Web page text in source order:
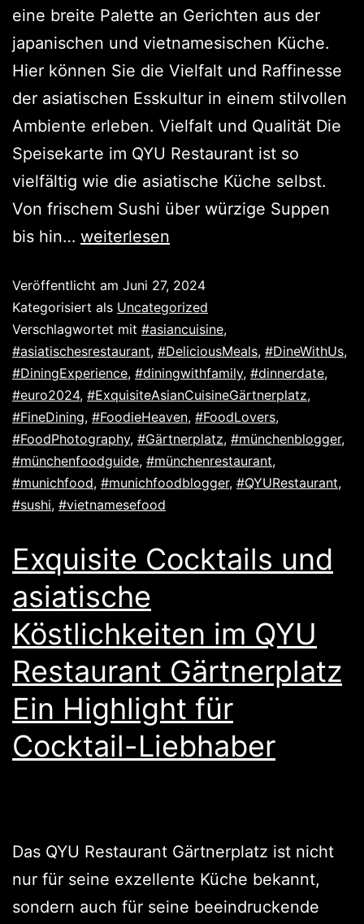
eine breite Palette an Gerichten aus der
japanischen und vietnamesischen Küche.
Hier können Sie die Vielfalt und Raffinesse
der asiatischen Esskultur in einem stilvollen
Ambiente erleben. Vielfalt und Qualität Die
Speisekarte im QYU Restaurant ist so
vielfältig wie die asiatische Küche selbst.
Von frischem Sushi über würzige Suppen
bis hin… weiterlesen
Veröffentlicht am Juni 27, 2024
Kategorisiert als Uncategorized
Verschlagwortet mit #asiancuisine,
#asiatischesrestaurant, #DeliciousMeals, #DineWithUs,
#DiningExperience, #diningwithfamily, #dinnerdate,
#euro2024, #ExquisiteAsianCuisineGärtnerplatz,
#FineDining, #FoodieHeaven, #FoodLovers,
#FoodPhotography, #Gärtnerplatz, #münchenblogger,
#münchenfoodguide, #münchenrestaurant,
#munichfood, #munichfoodblogger, #QYURestaurant,
#sushi, #vietnamesefood
Exquisite Cocktails und
asiatische
Köstlichkeiten im QYU
Restaurant Gärtnerplatz
Ein Highlight für
Cocktail-Liebhaber
Das QYU Restaurant Gärtnerplatz ist nicht
nur für seine exzellente Küche bekannt,
sondern auch für seine beeindruckende